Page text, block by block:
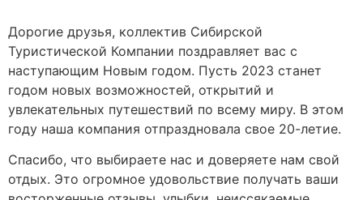
Дорогие друзья, коллектив Сибирской
Туристической Компании поздравляет вас с
наступающим Новым годом. Пусть 2023 станет
годом новых возможностей, открытий и
увлекательных путешествий по всему миру. В этом
году наша компания отпраздновала свое 20-летие.
Спасибо, что выбираете нас и доверяете нам свой
отдых. Это огромное удовольствие получать ваши